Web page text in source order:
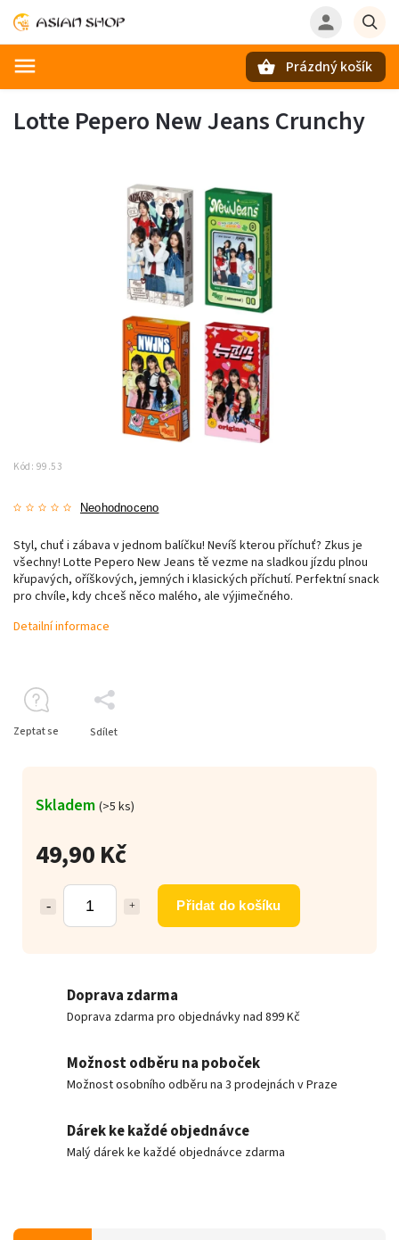
Prázdný košík
Lotte Pepero New Jeans Crunchy
Kód: 99.53
Neohodnoceno
49,90 Kč
Přidat do košíku
Skladem (>5 ks)
Styl, chuť i zábava v jednom balíčku! Nevíš kterou příchuť? Zkus je
všechny! Lotte Pepero New Jeans tě vezme na sladkou jízdu plnou
křupavých, oříškových, jemných i klasických příchutí. Perfektní snack
pro chvíle, kdy chceš něco malého, ale výjimečného.
Detailní informace
Zeptat se Sdílet
Doprava zdarma
Doprava zdarma pro objednávky nad 899 Kč
Možnost odběru na poboček
Možnost osobního odběru na 3 prodejnách v Praze
Dárek ke každé objednávce
Malý dárek ke každé objednávce zdarma